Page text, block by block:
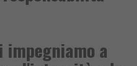
impegniamo a